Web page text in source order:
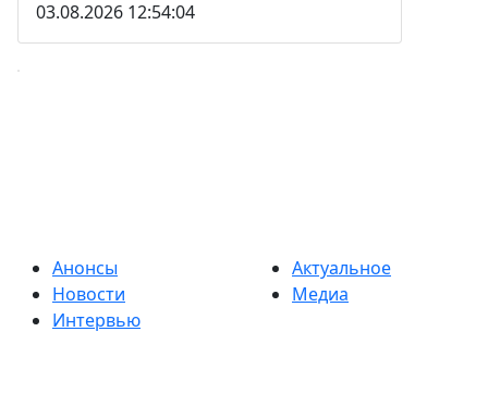
03.08.2026 12:54:04
Анонсы
Новости
Интервью
Актуальное
Медиа